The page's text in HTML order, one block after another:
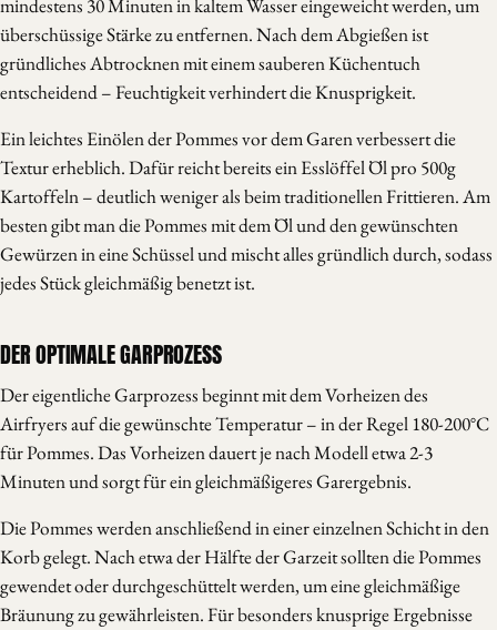
mindestens 30 Minuten in kaltem Wasser eingeweicht werden, um
überschüssige Stärke zu entfernen. Nach dem Abgießen ist
gründliches Abtrocknen mit einem sauberen Küchentuch
entscheidend – Feuchtigkeit verhindert die Knusprigkeit.
Ein leichtes Einölen der Pommes vor dem Garen verbessert die
Textur erheblich. Dafür reicht bereits ein Esslöffel Öl pro 500g
Kartoffeln – deutlich weniger als beim traditionellen Frittieren. Am
besten gibt man die Pommes mit dem Öl und den gewünschten
Gewürzen in eine Schüssel und mischt alles gründlich durch, sodass
jedes Stück gleichmäßig benetzt ist.
DER OPTIMALE GARPROZESS
Der eigentliche Garprozess beginnt mit dem Vorheizen des
Airfryers auf die gewünschte Temperatur – in der Regel 180-200°C
für Pommes. Das Vorheizen dauert je nach Modell etwa 2-3
Minuten und sorgt für ein gleichmäßigeres Garergebnis.
Die Pommes werden anschließend in einer einzelnen Schicht in den
Korb gelegt. Nach etwa der Hälfte der Garzeit sollten die Pommes
gewendet oder durchgeschüttelt werden, um eine gleichmäßige
Bräunung zu gewährleisten. Für besonders knusprige Ergebnisse